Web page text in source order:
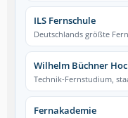
ILS Fernschule
Deutschlands größte
Wilhelm Büchner
Technik-Fernstudium,
Fernakademie